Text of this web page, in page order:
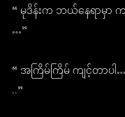
“ မုဒိန်းက ဘယ်နေရာမှာ
…”
“ အကြိမ်ကြိမ် ကျင့်တာ
..”